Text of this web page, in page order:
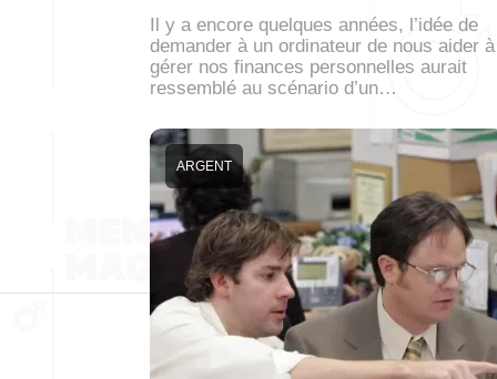
Il y a encore quelques années, l’idée de
demander à un ordinateur de nous aider à
gérer nos finances personnelles aurait
ressemblé au scénario d’un…
ARGENT